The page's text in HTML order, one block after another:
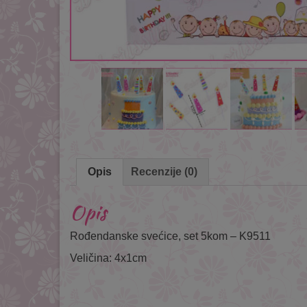
Opis Recenzije (0)
Opis
Rođendanske svećice, set 5kom – K9511
Veličina: 4x1cm